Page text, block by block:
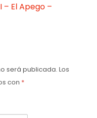
– El Apego –
será publicada. Los
con *